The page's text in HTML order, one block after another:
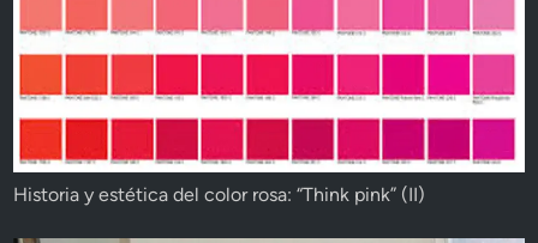
Historia y estética del color rosa: “Think pink” (II)